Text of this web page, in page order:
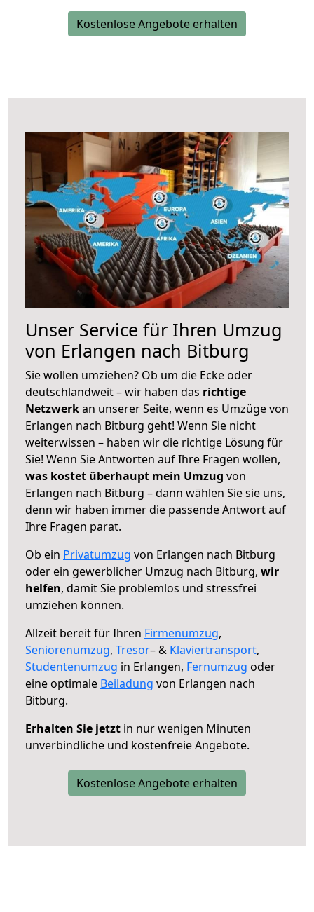
Kostenlose Angebote erhalten
Unser Service für Ihren Umzug
von Erlangen nach Bitburg
Sie wollen umziehen? Ob um die Ecke oder
deutschlandweit – wir haben das richtige
Netzwerkan unserer Seite, wenn es Umzüge von
Erlangen nach Bitburg geht! Wenn Sie nicht
weiterwissen – haben wir die richtige Lösung für
Sie! Wenn Sie Antworten auf Ihre Fragen wollen,
was kostet überhaupt mein Umzug von
Erlangen nach Bitburg – dann wählen Sie sie uns,
denn wir haben immer die passende Antwort auf
Ihre Fragen parat.
Ob ein Privatumzug von Erlangen nach Bitburg
oder ein gewerblicher Umzug nach Bitburg, wir
helfen, damit Sie problemlos und stressfrei
umziehen können.
Allzeit bereit für Ihren Firmenumzug,
Seniorenumzug, Tresor– & Klaviertransport,
Studentenumzug in Erlangen, Fernumzug oder
eine optimale Beiladung von Erlangen nach
Bitburg.
Erhalten Sie jetzt in nur wenigen Minuten
unverbindliche und kostenfreie Angebote.
Kostenlose Angebote erhalten